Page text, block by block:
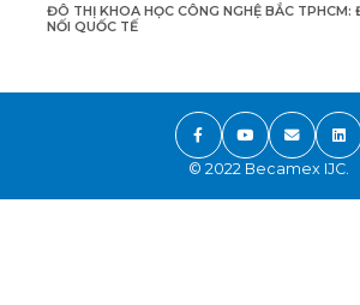
ĐÔ THỊ KHOA HỌC CÔNG NGHỆ BẮC
NỐI QUỐC TẾ
© 2022 Becamex IJC.